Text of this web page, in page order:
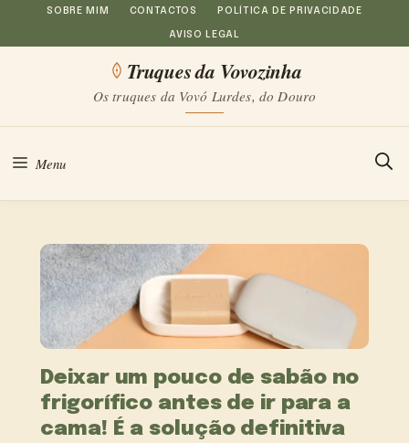
Saltar
para
conteúdo
SOBRE MIM CONTACTOS POLÍTICA DE PRIVACIDADE
AVISO LEGAL
Truques da Vovozinha
Os truques da Vovó Lurdes, do Douro
Menu
Deixar um pouco de sabão no
frigorífico antes de ir para a
cama! É a solução definitiva